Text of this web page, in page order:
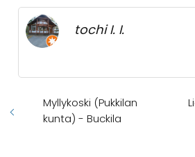
tochi I. I.
Myllykoski (Pukkilan
kunta) - Buckila